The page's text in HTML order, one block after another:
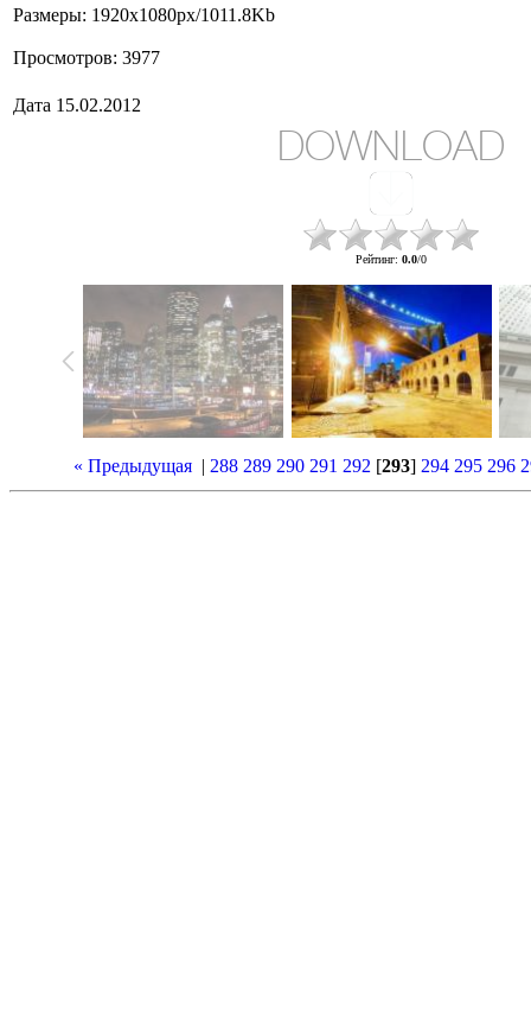
Размеры: 1920x1080px/1011.8Kb
Просмотров: 3977
Дата 15.02.2012
DOWNLOAD
Рейтинг: 0.0/0
« Предыдущая | 288 289 290 291 292 [293] 294 295 296